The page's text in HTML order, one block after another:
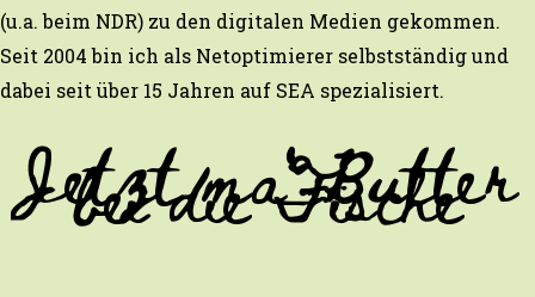
(u.a. beim NDR) zu den digitalen Medien gekommen.
Seit 2004 bin ich als Netoptimierer selbstständig und
dabei seit über 15 Jahren auf SEA spezialisiert.
Jetzt ma‘ Butter
bei die Fische